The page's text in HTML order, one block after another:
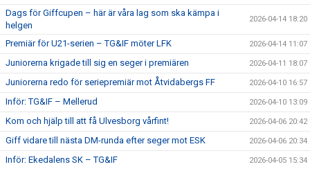
Dags för Giffcupen – här är våra lag som ska kämpa i
helgen
2026-04-14 18:20
Premiär för U21-serien – TG&IF möter LFK 2026-04-14 11:07
Juniorerna krigade till sig en seger i premiären 2026-04-11 18:07
Juniorerna redo för seriepremiär mot Åtvidabergs FF 2026-04-10 16:57
Inför: TG&IF – Mellerud 2026-04-10 13:09
Kom och hjälp till att få Ulvesborg vårfint! 2026-04-06 20:42
Giff vidare till nästa DM-runda efter seger mot ESK 2026-04-06 20:34
Inför: Ekedalens SK – TG&IF 2026-04-05 15:34